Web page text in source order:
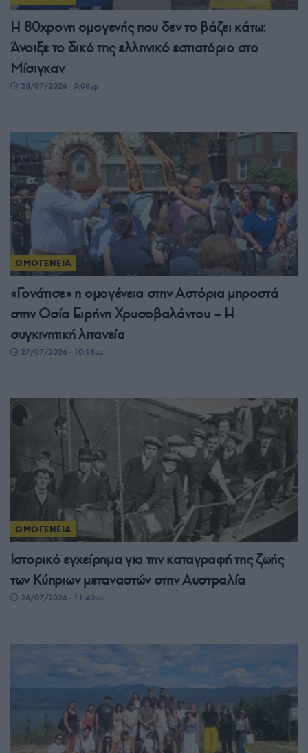
Η 80χρονη ομογενής που δεν το βάζει κάτω:
Άνοιξε το δικό της ελληνικό εστιατόριο στο
Μίσιγκαν
28/07/2026 - 5:08μμ
ΟΜΟΓΕΝΕΙΑ
«Γονάτισε» η ομογένεια στην Αστόρια μπροστά
στην Οσία Ειρήνη Χρυσοβαλάντου – Η
συγκινητική λιτανεία
27/07/2026 - 10:18μμ
ΟΜΟΓΕΝΕΙΑ
Ιστορικό εγχείρημα για την καταγραφή της ζωής
των Κύπριων μεταναστών στην Αυστραλία
26/07/2026 - 11:40μμ